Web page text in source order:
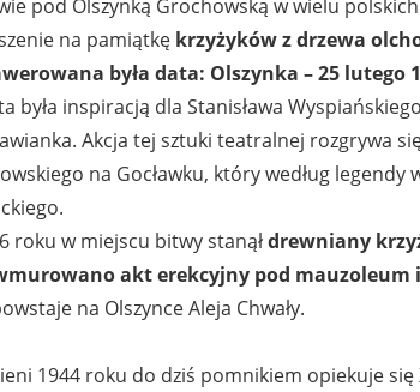
pod Olszynką Grochowską w wielu
na pamiątkę krzyżyków z drzewa
była data: Olszynka – 25 lutego
była inspiracją dla Stanisława
Akcja tej sztuki teatralnej rozgrywa
na Gocławku, który według legendy
roku w miejscu bitwy stanąłdrewniany
akt erekcyjny pod
na Olszynce Aleja Chwały.
1944 roku do dziś pomnikiem opiekuje się